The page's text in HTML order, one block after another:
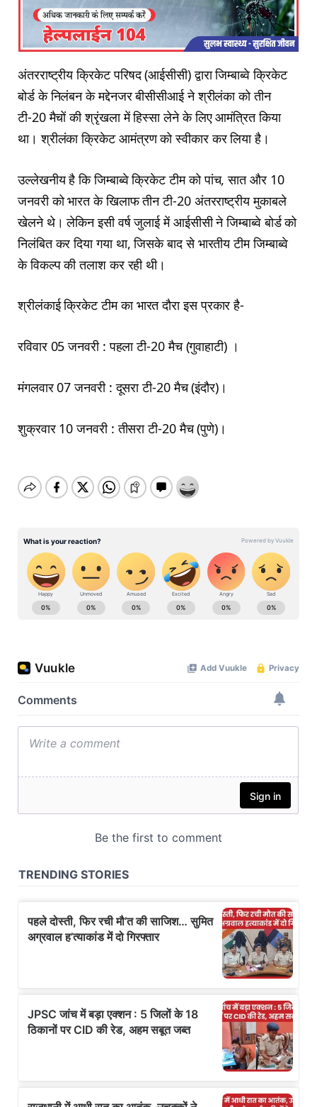
अंतरराष्ट्रीय क्रिकेट परिषद (आईसीसी) द्वारा जिम्बाब्वे क्रिकेट
बोर्ड के निलंबन के मद्देनजर बीसीसीआई ने श्रीलंका को तीन
टी-20 मैचों की श्रृंखला में हिस्सा लेने के लिए आमंत्रित किया
था। श्रीलंका क्रिकेट आमंत्रण को स्वीकार कर लिया है।
उल्लेखनीय है कि जिम्बाब्वे क्रिकेट टीम को पांच, सात और 10
जनवरी को भारत के खिलाफ तीन टी-20 अंतरराष्ट्रीय मुकाबले
खेलने थे। लेकिन इसी वर्ष जुलाई में आईसीसी ने जिम्बाब्वे बोर्ड को
निलंबित कर दिया गया था, जिसके बाद से भारतीय टीम जिम्बाब्वे
के विकल्प की तलाश कर रही थी।
श्रीलंकाई क्रिकेट टीम का भारत दौरा इस प्रकार है-
रविवार 05 जनवरी : पहला टी-20 मैच (गुवाहाटी) ।
मंगलवार 07 जनवरी : दूसरा टी-20 मैच (इंदौर)।
शुक्रवार 10 जनवरी : तीसरा टी-20 मैच (पुणे)।